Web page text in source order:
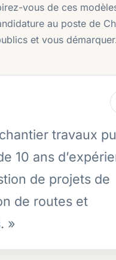
vous de ces
au poste de
et vous
travaux
10 ans
de projets de
de routes et
»